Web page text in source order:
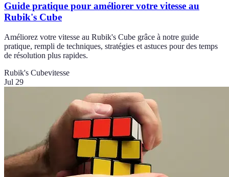
Guide pratique pour améliorer votre vitesse au
Rubik's Cube
Améliorez votre vitesse au Rubik's Cube grâce à notre guide
pratique, rempli de techniques, stratégies et astuces pour des temps
de résolution plus rapides.
Rubik's Cubevitesse
Jul 29